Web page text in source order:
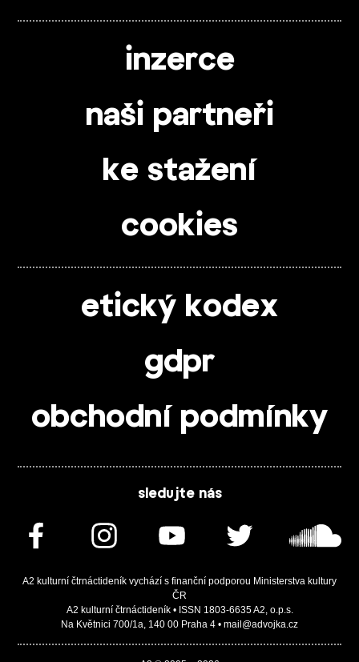
inzerce
naši partneři
ke stažení
cookies
etický kodex
gdpr
obchodní podmínky
sledujte nás
A2 kulturní čtrnáctideník vychází s finanční podporou Ministerstva kultury
ČR
A2 kulturní čtrnáctideník • ISSN 1803-6635 A2, o.p.s.
Na Květnici 700/1a, 140 00 Praha 4 • mail@advojka.cz